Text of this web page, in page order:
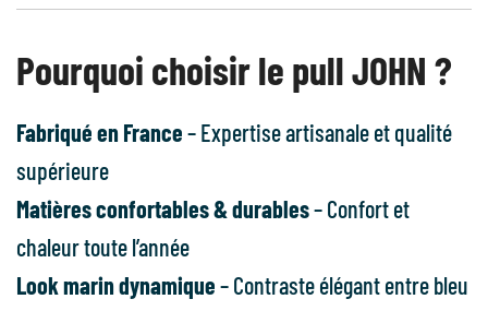
Pourquoi choisir le pull JOHN ?
Fabriqué en France– Expertise artisanale et qualité
supérieure
Matières confortables & durables– Confort et
chaleur toute l’année
Look marin dynamique– Contraste élégant entre bleu